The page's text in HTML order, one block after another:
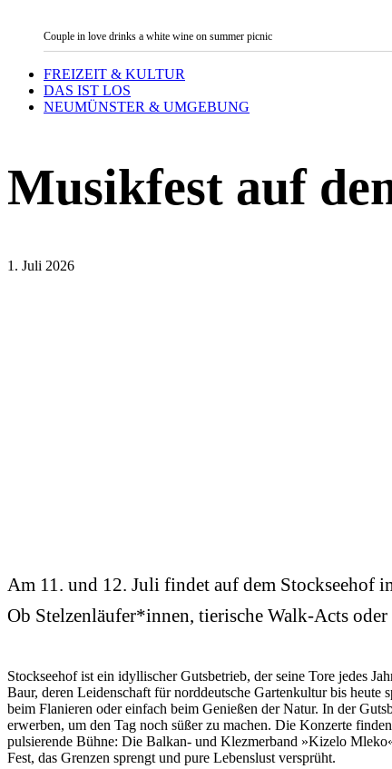
Couple in love drinks a white wine on summer picnic
FREIZEIT & KULTUR
DAS IST LOS
NEUMÜNSTER & UMGEBUNG
Musikfest auf
1. Juli 2026
Am 11. und 12. Juli findet auf dem Stockseehof
Ob Stelzenläufer*innen, tierische Walk-Acts
Stockseehof ist ein idyllischer Gutsbetrieb, der seine Tore jedes
Baur, deren Leidenschaft für norddeutsche Gartenkultur bis
beim Flanieren oder einfach beim Genießen der Natur. In der
erwerben, um den Tag noch süßer zu machen. Die Konzerte
pulsierende Bühne: Die Balkan- und Klezmerband »Kizelo
Fest, das Grenzen sprengt und pure Lebenslust versprüht.